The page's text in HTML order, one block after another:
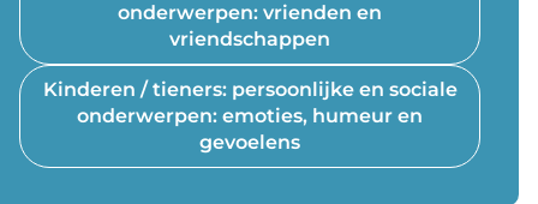
onderwerpen: vrienden en
vriendschappen
Kinderen / tieners: persoonlijke en sociale
onderwerpen: emoties, humeur en
gevoelens